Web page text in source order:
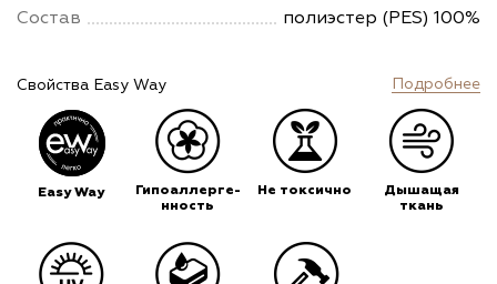
Состав
полиэстер (PES) 100%
Свойства Easy Way Подробнее
Easy Way
Гипоаллерге-
нность
Не токсично
Дышащая
ткань